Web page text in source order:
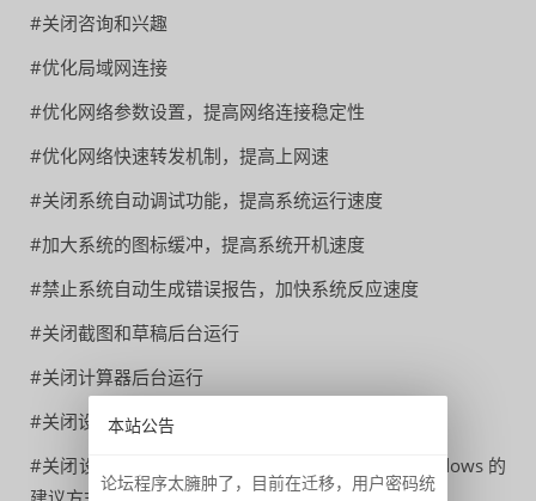
#关闭咨询和兴趣
#优化局域网连接
#优化网络参数设置，提高网络连接稳定性
#优化网络快速转发机制，提高上网速
#关闭系统自动调试功能，提高系统运行速度
#加大系统的图标缓冲，提高系统开机速度
#禁止系统自动生成错误报告，加快系统反应速度
#关闭截图和草稿后台运行
#关闭计算器后台运行
#关闭设置后台运行
#关闭设置-系统-通知-完成设备设置以充分利用Windows 的
本站公告
论坛程序太臃肿了，目前在迁移，用户密码统